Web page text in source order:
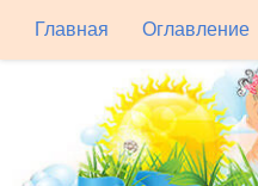
Главная Оглавление